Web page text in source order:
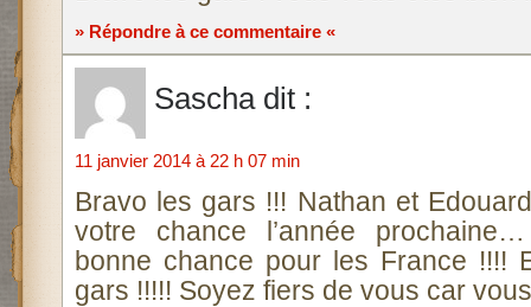
» Répondre à ce commentaire «
Sascha dit :
11 janvier 2014 à 22 h 07 min
Bravo les gars !!! Nathan et
votre chance l’année
bonne chance pour les France !!!!
gars !!!!! Soyez fiers de vous car